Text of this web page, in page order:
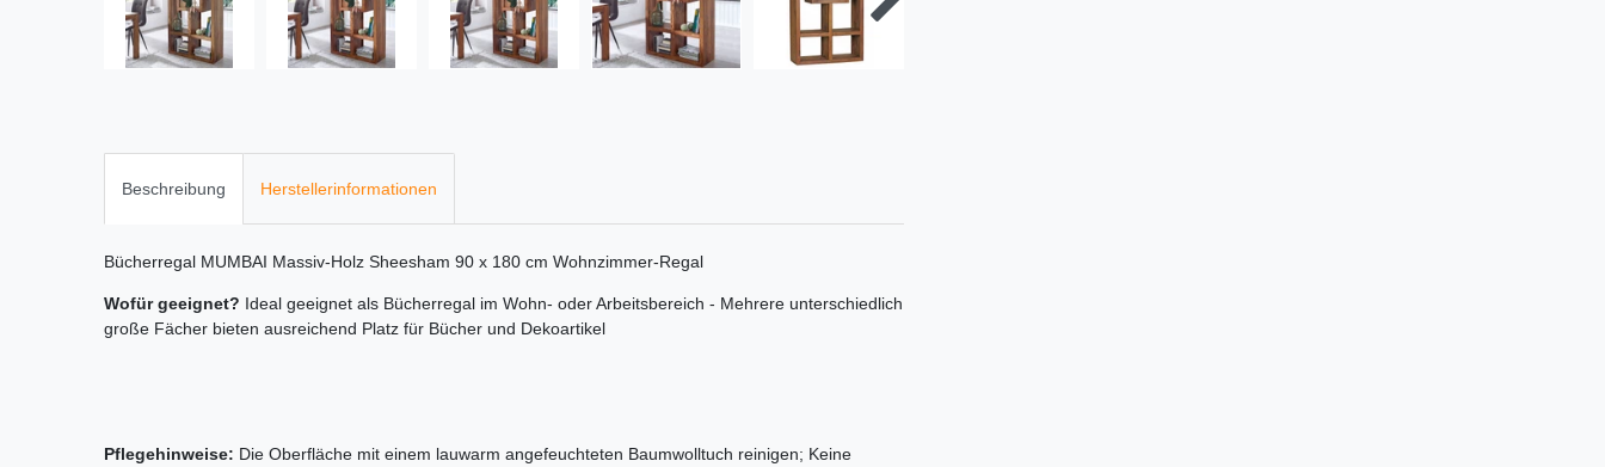
Beschreibung Herstellerinformationen
Bücherregal MUMBAI Massiv-Holz Sheesham 90 x 180 cm Wohnzimmer-Regal
Wofür geeignet? Ideal geeignet als Bücherregal im Wohn- oder Arbeitsbereich - Mehrere unterschiedlich
große Fächer bieten ausreichend Platz für Bücher und Dekoartikel
Pflegehinweise: Die Oberfläche mit einem lauwarm angefeuchteten Baumwolltuch reinigen; Keine